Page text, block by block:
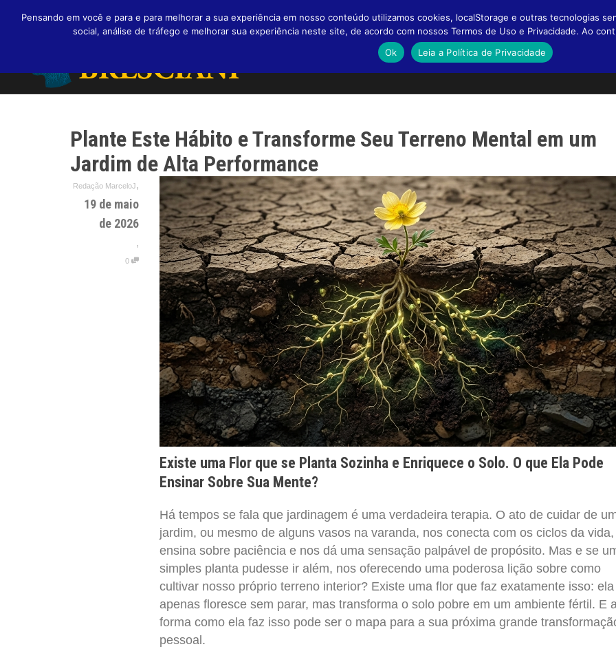
Plante Este Hábito e Transforme Seu Terreno Mental em um
Jardim de Alta Performance
Redação MarceloJ,
19 de maio
de 2026
,
0
Existe uma Flor que se Planta Sozinha e Enriquece o Solo. O que Ela Pode
Ensinar Sobre Sua Mente?
Há tempos se fala que jardinagem é uma verdadeira terapia. O ato de cuidar de
jardim, ou mesmo de alguns vasos na varanda, nos conecta com os ciclos da
ensina sobre paciência e nos dá uma sensação palpável de propósito. Mas e se
simples planta pudesse ir além, nos oferecendo uma poderosa lição sobre como
cultivar nosso próprio terreno interior? Existe uma flor que faz exatamente isso:
apenas floresce sem parar, mas transforma o solo pobre em um ambiente fértil. E a
forma como ela faz isso pode ser o mapa para a sua próxima grande
pessoal.
Pensando em você e para e para melhorar a sua experiência em nosso conteúdo utilizamos cookies, localStorage e outras tecnologias
social, análise de tráfego e melhorar sua experiência neste site, de acordo com nossos Termos de Uso e Privacidade. Ao
Ok
Leia a Política de Privacidade